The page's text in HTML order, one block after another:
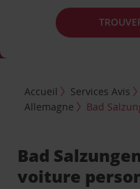
Accueil Services Avis
Allemagne
Bad
Bad
voiture